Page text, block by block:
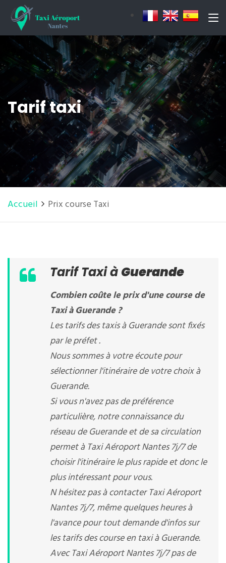
Tarif taxi
Accueil Prix course Taxi
Tarif Taxi à Guerande
Combien coûte le prix d'une course de
Taxi à Guerande ?
Les tarifs des taxis à Guerande sont fixés
par le préfet .
Nous sommes à votre écoute pour
sélectionner l'itinéraire de votre choix à
Guerande.
Si vous n'avez pas de préférence
particulière, notre connaissance du
réseau de Guerande et de sa circulation
permet à Taxi Aéroport Nantes 7j/7 de
choisir l'itinéraire le plus rapide et donc le
plus intéressant pour vous.
N hésitez pas à contacter Taxi Aéroport
Nantes 7j/7, même quelques heures à
l'avance pour tout demande d'infos sur
les tarifs des course en taxi à Guerande.
Avec Taxi Aéroport Nantes 7j/7 pas de